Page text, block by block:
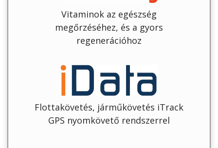
Vitaminok az egészség
megőrzéséhez, és a gyors
regenerációhoz
Flottakövetés, járműkövetés iTrack
GPS nyomkövető rendszerrel